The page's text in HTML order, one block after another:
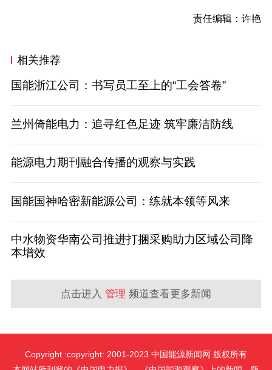
责任编辑：许艳
相关推荐
国能浙江公司：书写员工至上的“工会答卷”
兰州倚能电力：追寻红色足迹 筑牢廉洁防线
能源电力期刊融合传播的观察与实践
国能国神哈密新能源公司：练就本领等风来
中水物资华南公司推进打捆采购助力区域公司降
本增效
点击进入 管理 频道查看更多新闻
Copyright :copyright: 2001-2023 中国能源新闻网 版权所有